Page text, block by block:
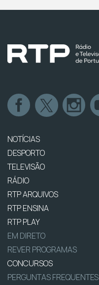
NOTÍCIAS
DESPORTO
TELEVISÃO
RÁDIO
RTP ARQUIVOS
RTP ENSINA
RTP PLAY
EM DIRETO
REVER PROGRAMAS
CONCURSOS
PERGUNTAS FREQUENTES